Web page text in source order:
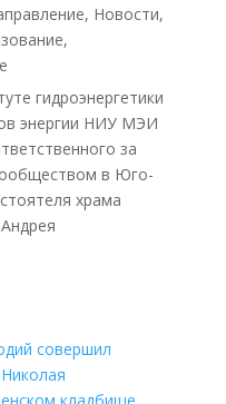
, Новости,
,
гидроэнергетики
энергии НИУ МЭИ
за
в Юго-
храма